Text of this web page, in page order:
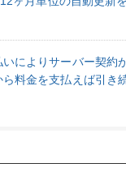
によりサーバー契約
ら料金を支払えば引き